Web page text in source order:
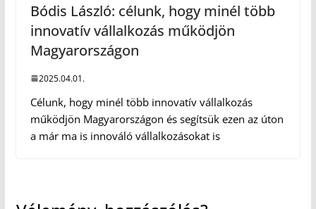
Bódis László: célunk, hogy minél több
innovatív vállalkozás működjön
Magyarországon
2025.04.01.
Célunk, hogy minél több innovatív vállalkozás
működjön Magyarországon és segítsük ezen az úton
a már ma is innováló vállalkozásokat is